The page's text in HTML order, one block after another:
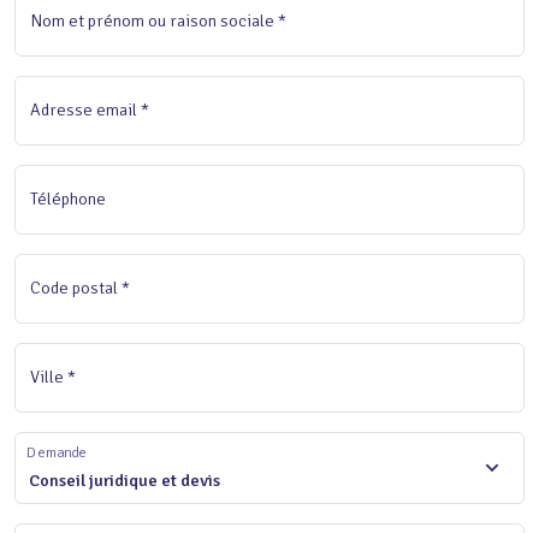
Nom et prénom ou raison sociale *
Adresse email *
Téléphone
Code postal *
Ville *
Conseil juridique et devis
Demande